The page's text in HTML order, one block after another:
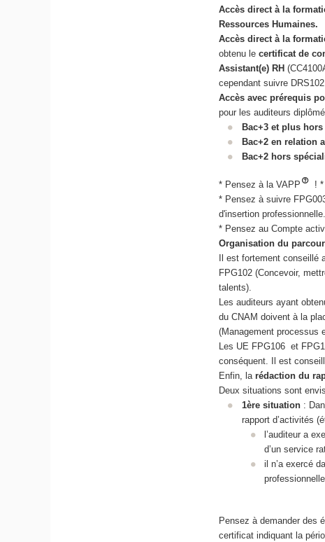
Accès direct à la
Ressources Humaines.
Accès direct à la
obtenu lecertificat de
Assistant(e) RH
cependant suivre
Accès avec prérequis
pour les auditeurs
Bac+3 et plus
Bac+2 en relation
Bac+2 hors
* Pensez à la VAPP !
* Pensez à suivre
d'insertion
* Pensez au Compte
Organisation du
Il est fortement
FPG102 (Concevoir,
talents).
Les auditeurs ayant
du CNAM doivent à la
(Management processus
Les UE FPG106 et
conséquent. Il est
Enfin, larédaction du
Deux situations sont
1ère situation :
rapport d’activités
l’auditeur a
d’un service
il n’a exercé
Pensez à demander des
certificat indiquant la